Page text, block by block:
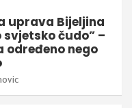
uprava Bijeljina
čudo” –
određeno nego